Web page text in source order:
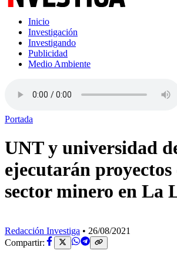
Inicio
Investigación
Investigando
Publicidad
Medio Ambiente
Portada
UNT y universidad
ejecutarán proyectos
sector minero en La
Redacción Investiga • 26/08/2021
Compartir: